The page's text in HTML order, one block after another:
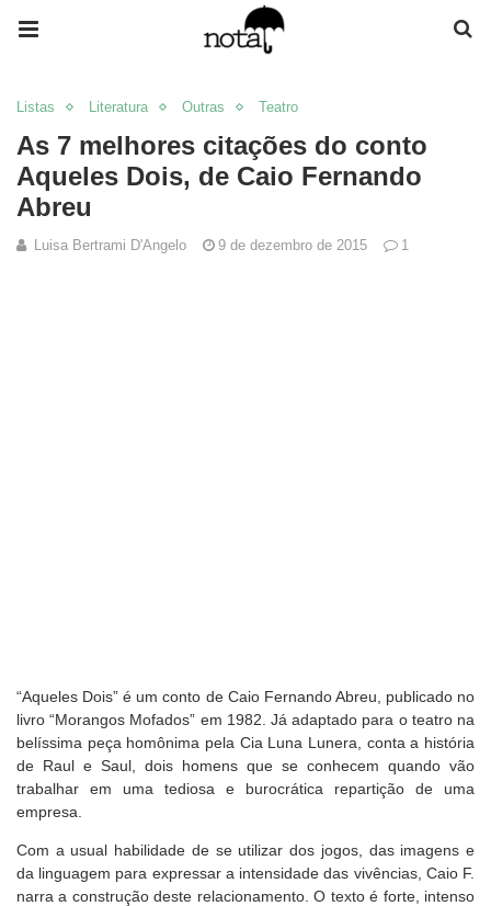
Listas Literatura Outras Teatro
As 7 melhores citações do conto
Aqueles Dois, de Caio Fernando
Abreu
Luisa Bertrami D'Angelo 9 de dezembro de 2015 1
“Aqueles Dois” é um conto de Caio Fernando Abreu, publicado no
livro “Morangos Mofados” em 1982. Já adaptado para o teatro na
belíssima peça homônima pela Cia Luna Lunera, conta a história
de Raul e Saul, dois homens que se conhecem quando vão
trabalhar em uma tediosa e burocrática repartição de uma
empresa.
Com a usual habilidade de se utilizar dos jogos, das imagens e
da linguagem para expressar a intensidade das vivências, Caio F.
narra a construção deste relacionamento. O texto é forte, intenso